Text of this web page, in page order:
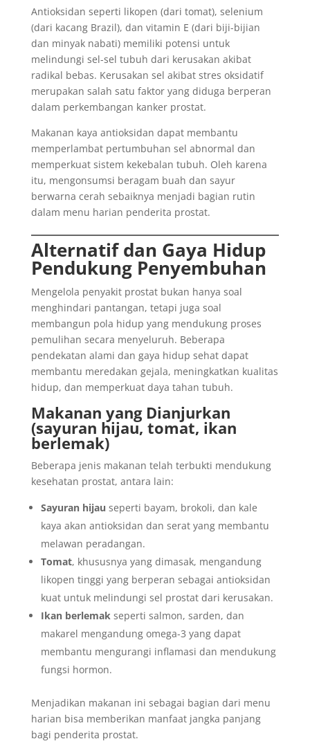
Antioksidan seperti likopen (dari tomat), selenium
(dari kacang Brazil), dan vitamin E (dari biji-bijian
dan minyak nabati) memiliki potensi untuk
melindungi sel-sel tubuh dari kerusakan akibat
radikal bebas. Kerusakan sel akibat stres oksidatif
merupakan salah satu faktor yang diduga berperan
dalam perkembangan kanker prostat.
Makanan kaya antioksidan dapat membantu
memperlambat pertumbuhan sel abnormal dan
memperkuat sistem kekebalan tubuh. Oleh karena
itu, mengonsumsi beragam buah dan sayur
berwarna cerah sebaiknya menjadi bagian rutin
dalam menu harian penderita prostat.
Alternatif dan Gaya Hidup
Pendukung Penyembuhan
Mengelola penyakit prostat bukan hanya soal
menghindari pantangan, tetapi juga soal
membangun pola hidup yang mendukung proses
pemulihan secara menyeluruh. Beberapa
pendekatan alami dan gaya hidup sehat dapat
membantu meredakan gejala, meningkatkan kualitas
hidup, dan memperkuat daya tahan tubuh.
Makanan yang Dianjurkan
(sayuran hijau, tomat, ikan
berlemak)
Beberapa jenis makanan telah terbukti mendukung
kesehatan prostat, antara lain:
Sayuran hijau seperti bayam, brokoli, dan kale
kaya akan antioksidan dan serat yang membantu
melawan peradangan.
Tomat, khususnya yang dimasak, mengandung
likopen tinggi yang berperan sebagai antioksidan
kuat untuk melindungi sel prostat dari kerusakan.
Ikan berlemakseperti salmon, sarden, dan
makarel mengandung omega-3 yang dapat
membantu mengurangi inflamasi dan mendukung
fungsi hormon.
Menjadikan makanan ini sebagai bagian dari menu
harian bisa memberikan manfaat jangka panjang
bagi penderita prostat.